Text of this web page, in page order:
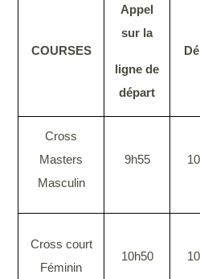
COURSES
Appel
sur la
ligne de
départ
Cross
Masters
Masculin
9h55
Cross court
Féminin
10h50